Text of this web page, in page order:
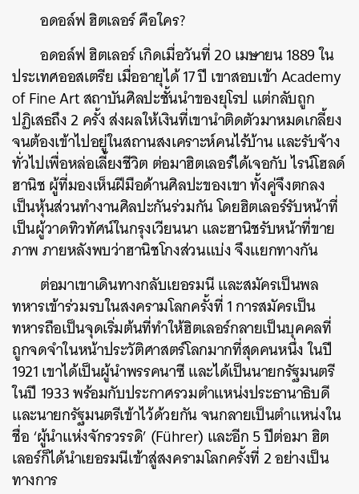
อดอล์ฟ ฮิตเลอร์ คือใคร?
อดอล์ฟ ฮิตเลอร์ เกิดเมื่อวันที่ 20 เมษายน 1889 ใน
ประเทศออสเตรีย เมื่ออายุได้ 17 ปี เขาสอบเข้า Academy
of Fine Art สถาบันศิลปะชั้นนำของยุโรป แต่กลับถูก
ปฏิเสธถึง 2 ครั้ง ส่งผลให้เงินที่เขานำติดตัวมาหมดเกลี้ยง
จนต้องเข้าไปอยู่ในสถานสงเคราะห์คนไร้บ้าน และรับจ้าง
ทั่วไปเพื่อหล่อเลี้ยงชีวิต ต่อมาฮิตเลอร์ได้เจอกับ ไรน์โฮลด์
ฮานิช ผู้ที่มองเห็นฝีมือด้านศิลปะของเขา ทั้งคู่จึงตกลง
เป็นหุ้นส่วนทำงานศิลปะกันร่วมกัน โดยฮิตเลอร์รับหน้าที่
เป็นผู้วาดทิวทัศน์ในกรุงเวียนนา และฮานิชรับหน้าที่ขาย
ภาพ ภายหลังพบว่าฮานิชโกงส่วนแบ่ง จึงแยกทางกัน
ต่อมาเขาเดินทางกลับเยอรมนี และสมัครเป็นพล
ทหารเข้าร่วมรบในสงครามโลกครั้งที่ 1 การสมัครเป็น
ทหารถือเป็นจุดเริ่มต้นที่ทำให้ฮิตเลอร์กลายเป็นบุคคลที่
ถูกจดจำในหน้าประวัติศาสตร์โลกมากที่สุดคนหนึ่ง ในปี
1921 เขาได้เป็นผู้นำพรรคนาซี และได้เป็นนายกรัฐมนตรี
ในปี 1933 พร้อมกับประกาศรวมตำแหน่งประธานาธิบดี
และนายกรัฐมนตรีเข้าไว้ด้วยกัน จนกลายเป็นตำแหน่งใน
ชื่อ ‘ผู้นำแห่งจักรวรรดิ’ (Führer) และอีก 5 ปีต่อมา ฮิต
เลอร์ก็ได้นำเยอรมนีเข้าสู่สงครามโลกครั้งที่ 2 อย่างเป็น
ทางการ